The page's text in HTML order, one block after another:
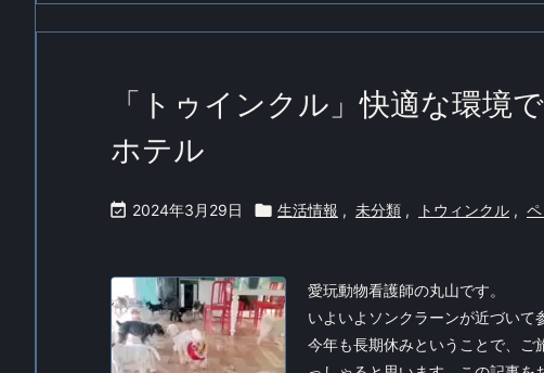
「トゥインクル」快適な環境
ホテル
 2024年3月29日  生活情報 , 未分類 , トウィンクル ,
愛玩動物看護師の丸山です。
いよいよソンクラーンが近づいて
今年も長期休みということで、ご